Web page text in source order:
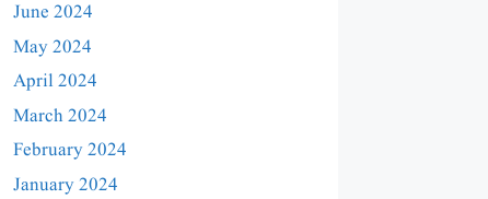
June 2024
May 2024
April 2024
March 2024
February 2024
January 2024